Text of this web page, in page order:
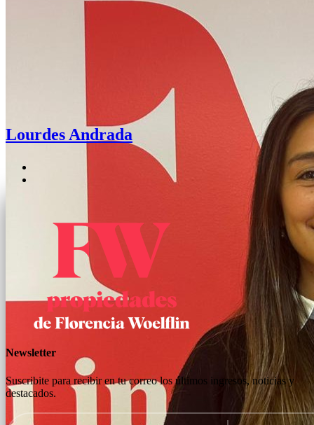
Lourdes Andrada
Newsletter
Suscribite para recibir en tu correo los últimos ingresos, noticias y
destacados.